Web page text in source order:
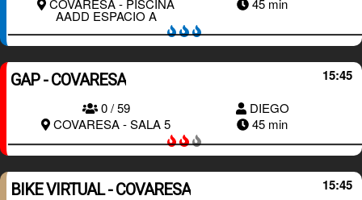
COVARESA - PISCINA
AADD ESPACIO A
45 min
15:45
GAP - COVARESA
0 / 59
DIEGO
COVARESA - SALA 5
45 min
15:45
BIKE VIRTUAL - COVARESA